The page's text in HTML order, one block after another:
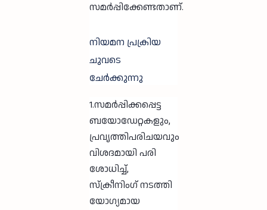
സമർപ്പിക്കേണ്ടതാണ്.
നിയമന പ്രക്രിയ
ചുവടെ
ചേർക്കുന്നു
1.സമർപ്പിക്കപ്പെട്ട
ബയോഡേറ്റകളും,
പ്രവൃത്തിപരിചയവും
വിശദമായി പരി
ശോധിച്ച്,
സ്ക്രീനിംഗ് നടത്തി
യോഗ്യമായ